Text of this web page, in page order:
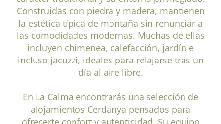
Construidas con piedra y madera, mantienen
la estética típica de montaña sin renunciar a
las comodidades modernas. Muchas de ellas
incluyen chimenea, calefacción, jardín e
incluso jacuzzi, ideales para relajarse tras un
día al aire libre.
En La Calma encontrarás una selección de
alojamientos Cerdanya pensados para
ofrecerte confort y autenticidad. Su equipo